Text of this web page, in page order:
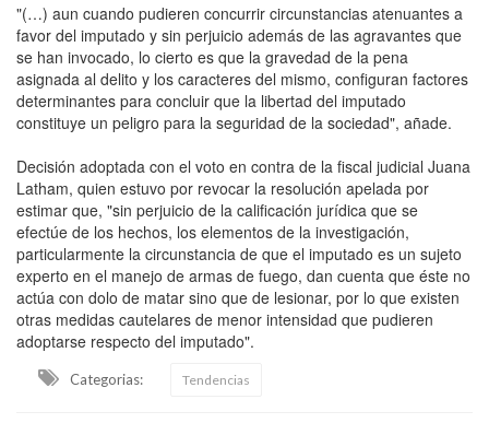
"(…) aun cuando pudieren concurrir circunstancias atenuantes a
favor del imputado y sin perjuicio además de las agravantes que
se han invocado, lo cierto es que la gravedad de la pena
asignada al delito y los caracteres del mismo, configuran factores
determinantes para concluir que la libertad del imputado
constituye un peligro para la seguridad de la sociedad", añade.
Decisión adoptada con el voto en contra de la fiscal judicial Juana
Latham, quien estuvo por revocar la resolución apelada por
estimar que, "sin perjuicio de la calificación jurídica que se
efectúe de los hechos, los elementos de la investigación,
particularmente la circunstancia de que el imputado es un sujeto
experto en el manejo de armas de fuego, dan cuenta que éste no
actúa con dolo de matar sino que de lesionar, por lo que existen
otras medidas cautelares de menor intensidad que pudieren
adoptarse respecto del imputado".
Categorias: Tendencias